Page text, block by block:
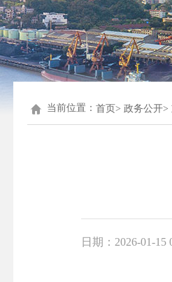
当前位置：首页 政务公开
日期：2026-01-15